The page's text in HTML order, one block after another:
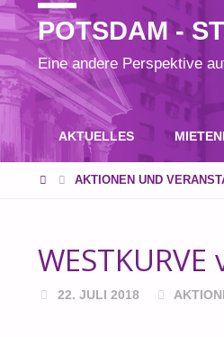
POTSDAM -
Eine andere Perspektive
Inhalt
AKTUELLES
STARTAKTIONEN UND
22. JULI 2018